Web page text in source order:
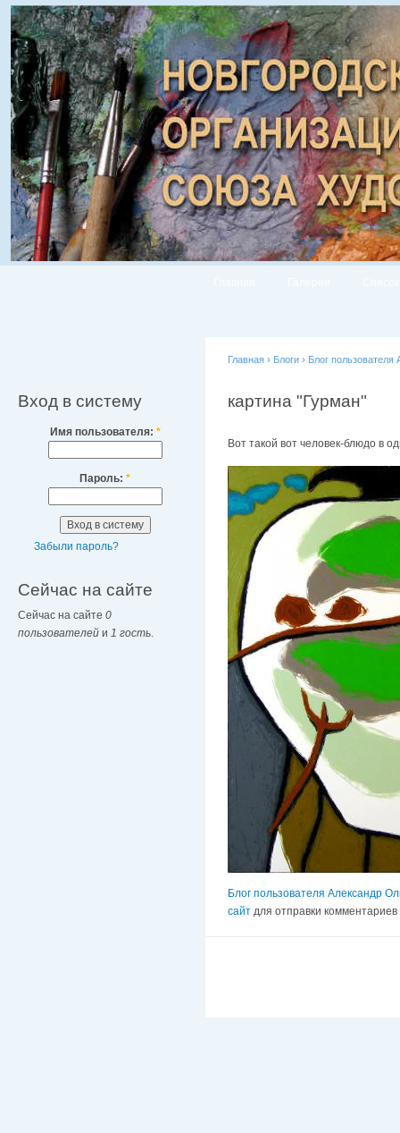
Вход в систему
Имя пользователя: *
Пароль: *
Забыли пароль?
Сейчас на сайте
Сейчас на сайте 0
пользователей и 1 гость
Главная › Блоги › Блог пользователя
картина "Гурман"
Вот такой вот человек-блюдо в
Блог пользователя Александр
сайт для отправки комментариев